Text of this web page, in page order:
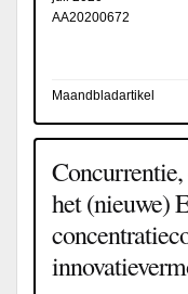
AA20200672
Maandbladartikel
het (nieuwe)